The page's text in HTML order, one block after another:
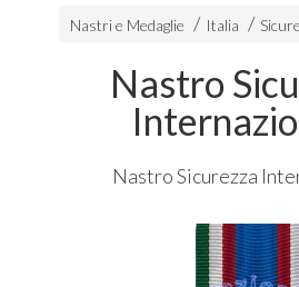
Nastri e Medaglie Italia
Nastro
Nastro Sicurezza